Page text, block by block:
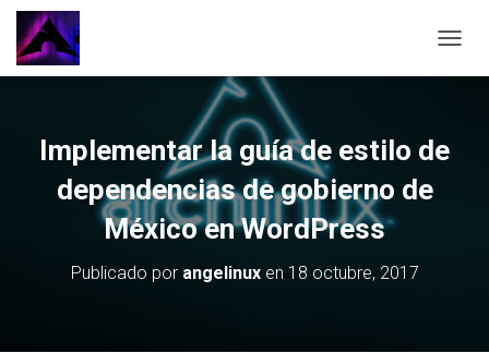
Implementar la guía de estilo de
dependencias de gobierno de
México en WordPress
Publicado por angelinuxen 18 octubre, 2017